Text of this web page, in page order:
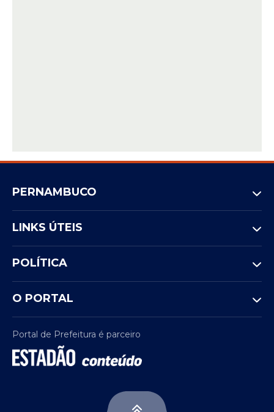
PERNAMBUCO
LINKS ÚTEIS
POLÍTICA
O PORTAL
Portal de Prefeitura é parceiro